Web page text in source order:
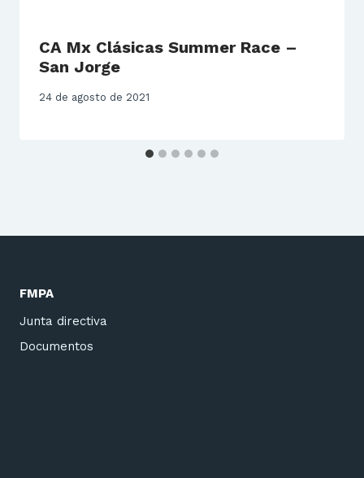
CA Mx Clásicas Summer Race –
San Jorge
24 de agosto de 2021
FMPA
Junta directiva
Documentos